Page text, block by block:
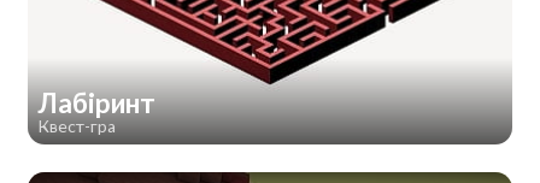
Лабіринт
Квест-гра